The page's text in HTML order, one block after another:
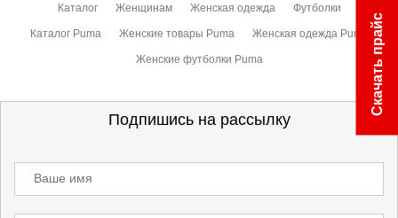
Каталог Женщинам Женская одежда Футболки
Каталог Puma Женские товары Puma Женская одежда Puma
Женские футболки Puma
Подпишись на рассылку
Ваше имя
Скачать прайс